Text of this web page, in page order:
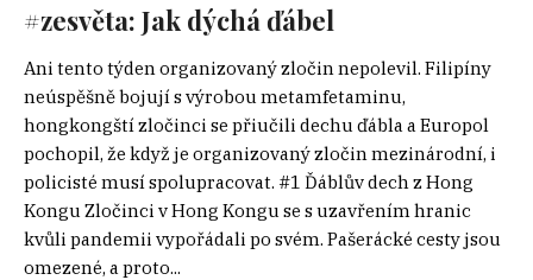
#zesvěta: Jak dýchá ďábel
Ani tento týden organizovaný zločin nepolevil. Filipíny
neúspěšně bojují s výrobou metamfetaminu,
hongkongští zločinci se přiučili dechu ďábla a Europol
pochopil, že když je organizovaný zločin mezinárodní, i
policisté musí spolupracovat. #1 Ďáblův dech z Hong
Kongu Zločinci v Hong Kongu se s uzavřením hranic
kvůli pandemii vypořádali po svém. Pašerácké cesty jsou
omezené, a proto...